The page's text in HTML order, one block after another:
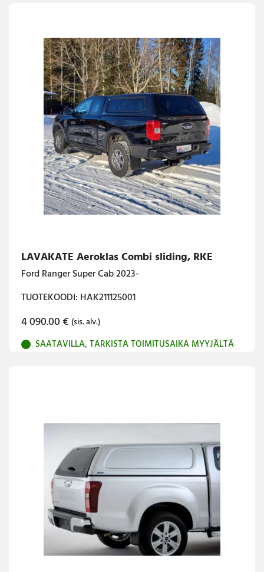
LAVAKATE Aeroklas Combi sliding, RKE
Ford Ranger Super Cab 2023-
TUOTEKOODI: HAK211125001
4 090.00€ (sis. alv.)
SAATAVILLA, TARKISTA TOIMITUSAIKA MYYJÄLTÄ